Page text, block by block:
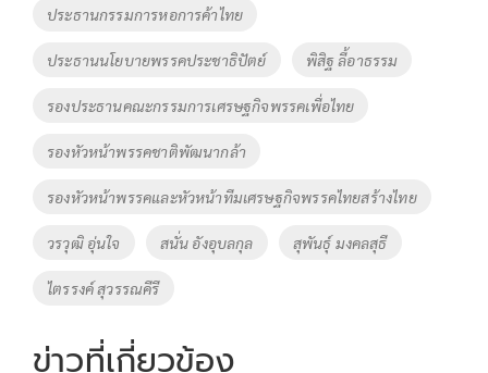
ประธานกรรมการหอการค้าไทย
ประธานนโยบายพรรคประชาธิปัตย์ พิสิฐ ลี้อาธรรม
รองประธานคณะกรรมการเศรษฐกิจพรรคเพื่อไทย
รองหัวหน้าพรรคชาติพัฒนากล้า
รองหัวหน้าพรรคและหัวหน้าทีมเศรษฐกิจพรรคไทยสร้างไทย
วรวุฒิ อุ่นใจ สนั่น อังอุบลกุล สุพันธุ์ มงคลสุธี
ไตรรงค์ สุวรรณคีรี
ข่าวที่เกี่ยวข้อง